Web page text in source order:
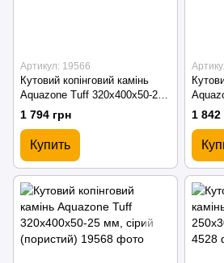
Артикул: 19566
Кутовий копінговий камінь
Aquazone Tuff 320x400x50-25
мм, білий (пористий)
1 794 грн
Купить
мм,
1 842